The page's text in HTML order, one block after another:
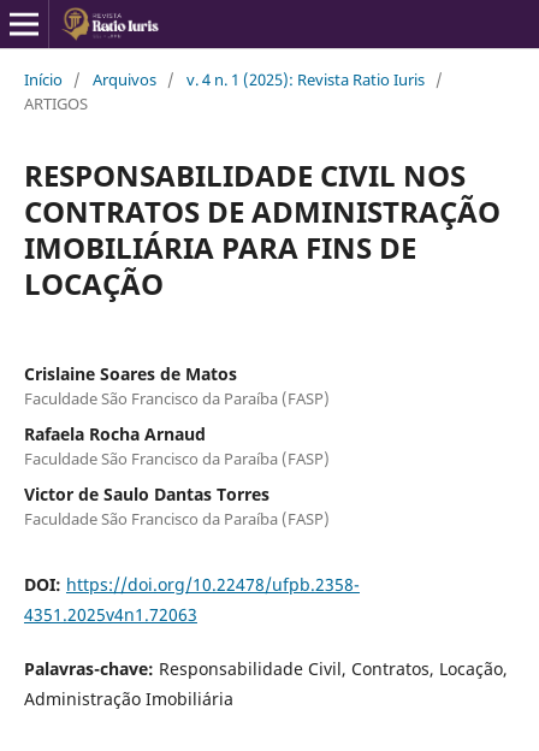
Início / Arquivos / v. 4 n. 1 (2025): Revista Ratio Iuris /
ARTIGOS
RESPONSABILIDADE CIVIL NOS
CONTRATOS DE ADMINISTRAÇÃO
IMOBILIÁRIA PARA FINS DE
LOCAÇÃO
Crislaine Soares de Matos
Faculdade São Francisco da Paraíba (FASP)
Rafaela Rocha Arnaud
Faculdade São Francisco da Paraíba (FASP)
Victor de Saulo Dantas Torres
Faculdade São Francisco da Paraíba (FASP)
DOI: https://doi.org/10.22478/ufpb.2358-
4351.2025v4n1.72063
Palavras-chave: Responsabilidade Civil, Contratos, Locação,
Administração Imobiliária